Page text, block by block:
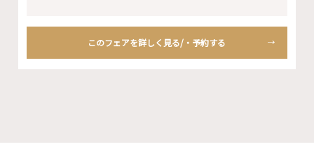
このフェアを詳しく見る/・予約する